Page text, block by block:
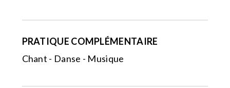
PRATIQUE COMPLÉMENTAIRE
Chant - Danse - Musique